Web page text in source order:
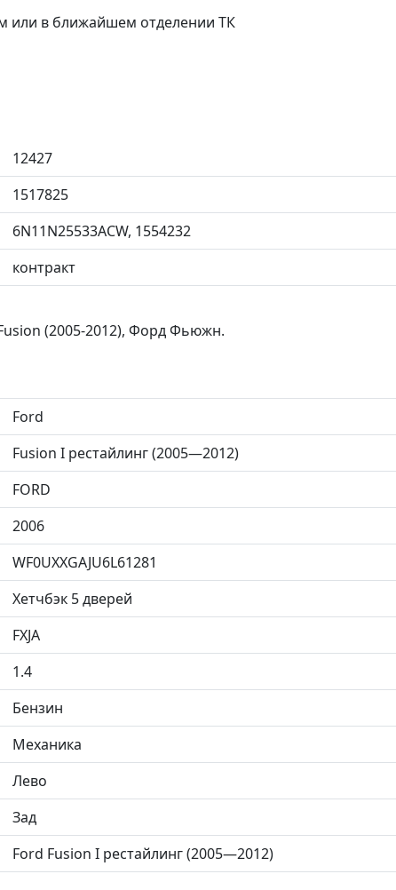
или в ближайшем отделении ТК
12427
1517825
6N11N25533ACW, 1554232
контракт
(2005-2012), Форд Фьюжн.
Ford
Fusion I рестайлинг (2005—2012)
FORD
2006
WF0UXXGAJU6L61281
Хетчбэк 5 дверей
FXJA
1.4
Бензин
Механика
Лево
Зад
Ford Fusion I рестайлинг (2005—2012)